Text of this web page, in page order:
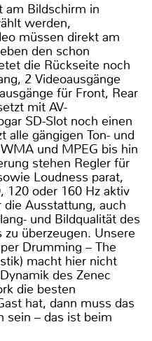
am Bildschirm in
werden,
müssen direkt am
den schon
die Rückseite noch
2 Videoausgänge
für Front, Rear
mit AV-
SD-Slot noch einen
alle gängigen Ton- und
und MPEG bis hin
stehen Regler für
Loudness parat,
120 oder 160 Hz aktiv
Ausstattung, auch
und Bildqualität des
überzeugen. Unsere
Drumming – The
macht hier nicht
des Zenec
die besten
hat, dann muss das
sein – das ist beim